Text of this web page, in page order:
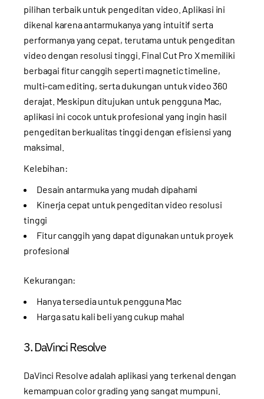
pilihan terbaik untuk pengeditan video. Aplikasi ini
dikenal karena antarmukanya yang intuitif serta
performanya yang cepat, terutama untuk pengeditan
video dengan resolusi tinggi. Final Cut Pro X memiliki
berbagai fitur canggih seperti magnetic timeline,
multi-cam editing, serta dukungan untuk video 360
derajat. Meskipun ditujukan untuk pengguna Mac,
aplikasi ini cocok untuk profesional yang ingin hasil
pengeditan berkualitas tinggi dengan efisiensi yang
maksimal.
Kelebihan:
Desain antarmuka yang mudah dipahami
Kinerja cepat untuk pengeditan video resolusi
tinggi
Fitur canggih yang dapat digunakan untuk proyek
profesional
Kekurangan:
Hanya tersedia untuk pengguna Mac
Harga satu kali beli yang cukup mahal
3. DaVinci Resolve
DaVinci Resolve adalah aplikasi yang terkenal dengan
kemampuan color grading yang sangat mumpuni.